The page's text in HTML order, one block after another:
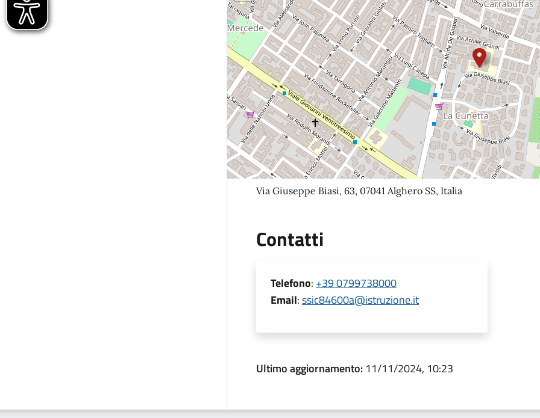
Via Giuseppe Biasi, 63, 07041 Alghero SS, Italia
Contatti
Telefono: +39 0799738000
Email:ssic84600a@istruzione.it
Ultimo aggiornamento: 11/11/2024, 10:23